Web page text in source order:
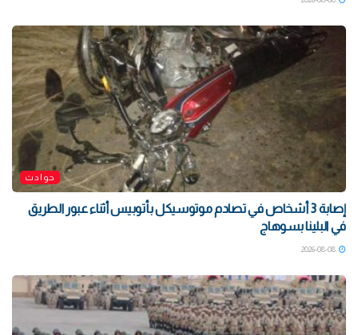
حوادث
إصابة 3 أشخاص في تصادم موتوسيكل بأتوبيس أثناء عبور الطريق
في البلينا بسوهاج